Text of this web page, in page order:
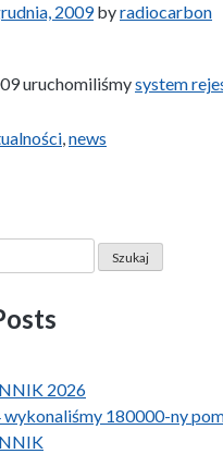
2009byradiocarbon
uruchomiliśmysystem
,news
2026
wykonaliśmy 180000-ny